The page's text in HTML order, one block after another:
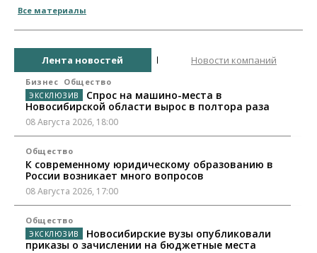
Все материалы
Лента новостей Новости компаний
Бизнес Общество
Спрос на машино-места в
Новосибирской области вырос в полтора раза
08 Августа 2026, 18:00
Общество
К современному юридическому образованию в
России возникает много вопросов
08 Августа 2026, 17:00
Общество
Новосибирские вузы опубликовали
приказы о зачислении на бюджетные места